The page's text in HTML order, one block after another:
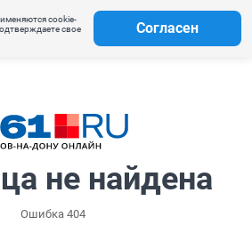
cookie-
свое
Согласен
не найдена
Ошибка 404